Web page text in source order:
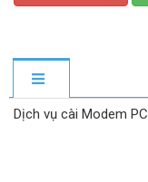
Dịch vụ cài Modem PC